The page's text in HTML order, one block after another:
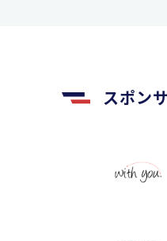
スポン